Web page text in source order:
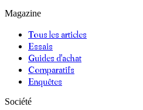
Magazine
Tous les articles
Essais
Guides d'achat
Comparatifs
Enquêtes
Société